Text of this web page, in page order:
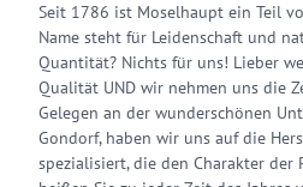
Seit 1786 ist Moselhaupt ein Teil
Name steht für Leidenschaft und
Quantität? Nichts für uns! Lieber
Qualität UND wir nehmen uns die
Gelegen an der wunderschönen
Gondorf, haben wir uns auf die
spezialisiert, die den Charakter der